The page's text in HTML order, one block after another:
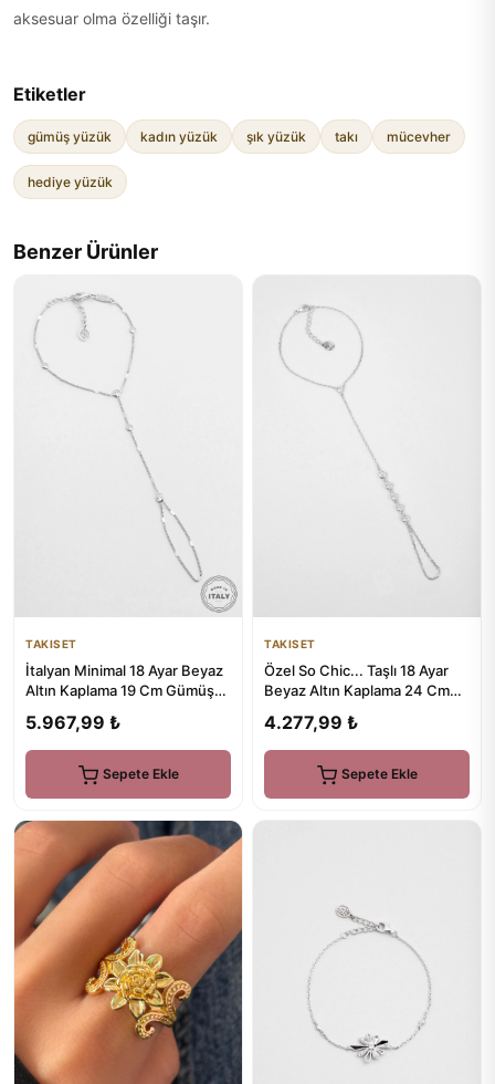
aksesuar olma özelliği taşır.
Etiketler
gümüş yüzük kadın yüzük şık yüzük takı mücevher
hediye yüzük
Benzer Ürünler
TAKISET
İtalyan Minimal 18 Ayar Beyaz
Altın Kaplama 19 Cm Gümüş
5.967,99 ₺
Sepete Ekle
TAKISET
Özel So Chic... Taşlı 18 Ayar
Beyaz Altın Kaplama 24 Cm
4.277,99 ₺
Sepete Ekle